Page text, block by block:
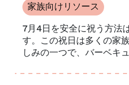
家族向けリソース
7月4日を安全に祝う方法
す。この祝日は多くの家
しみの一つで、バーベキ
火大会などが盛りだくさ